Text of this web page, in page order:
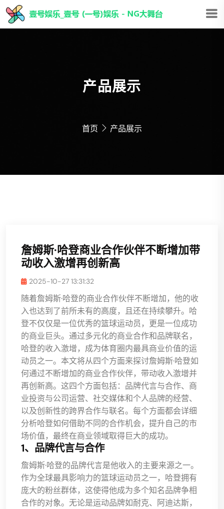
产品展示
首页 产品展示
詹姆斯·哈登商业合作伙伴不断增加带
动收入激增再创新高
2025-10-27 13:31:32
随着詹姆斯·哈登的商业合作伙伴不断增加，他的收
入也达到了前所未有的高度，且还在持续攀升。哈
登不仅仅是一位优秀的篮球运动员，更是一位成功
的商业巨头。通过多元化的商业合作和品牌联名，
哈登的收入激增，成为体育圈内最具商业价值的运
动员之一。本文将从四个方面来探讨詹姆斯·哈登如
何通过不断增加的商业合作伙伴，带动收入激增并
再创新高。这四个方面包括：品牌代言与合作、商
业投资与公司运营、社交媒体和个人品牌的经营、
以及创新性的跨界合作与联名。每个方面都会详细
分析哈登如何借助不同的合作机会，提升自己的市
场价值，最终在商业领域取得巨大的成功。
1、品牌代言与合作
詹姆斯·哈登的品牌代言是他收入的主要来源之一。
作为全球最具影响力的篮球运动员之一，哈登拥有
庞大的粉丝群体，这使得他成为多个知名品牌争相
合作的对象。无论是运动品牌如耐克、阿迪达斯，